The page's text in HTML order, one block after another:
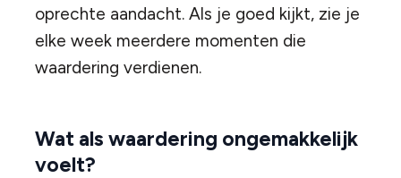
oprechte aandacht. Als je goed kijkt, zie je
elke week meerdere momenten die
waardering verdienen.
Wat als waardering ongemakkelijk
voelt?